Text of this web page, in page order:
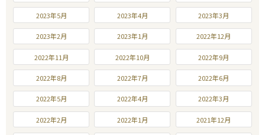
2023年5月 2023年4月 2023年3月
2023年2月 2023年1月 2022年12月
2022年11月 2022年10月 2022年9月
2022年8月 2022年7月 2022年6月
2022年5月 2022年4月 2022年3月
2022年2月 2022年1月 2021年12月